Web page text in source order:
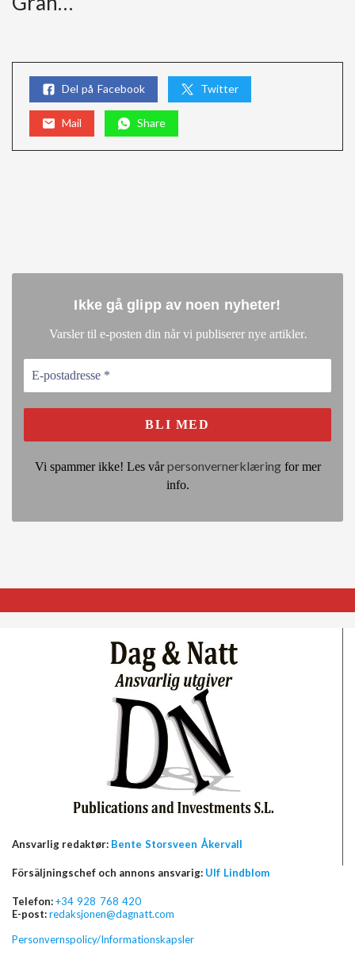
Del på Facebook Twitter
Mail Share
Ikke gå glipp av noen nyheter!
Varsler til e-posten din når vi publiserer nye artikler.
Vi spammer ikke! Les vårpersonvernerklæringfor mer
info.
Ansvarlig redaktør: Bente Storsveen Åkervall
Försäljningschef och annons ansvarig: Ulf Lindblom
Telefon:+34 928 768 420
E-post:redaksjonen@dagnatt.com
Personvernspolicy/Informationskapsler